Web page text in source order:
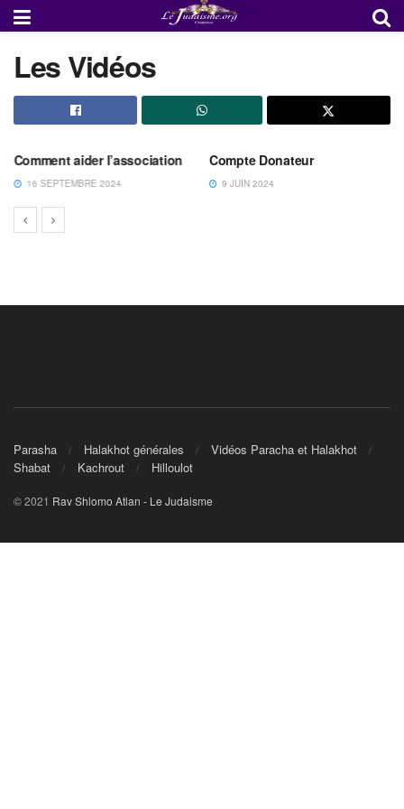
Les Vidéos
Comment aider l’association
16 SEPTEMBRE 2024
Compte Donateur
9 JUIN 2024
Parasha Halakhot générales
Vidéos Paracha et Halakhot
Shabat
Kachrout Hilloulot
© 2021 Rav Shlomo Atlan - Le Judaisme